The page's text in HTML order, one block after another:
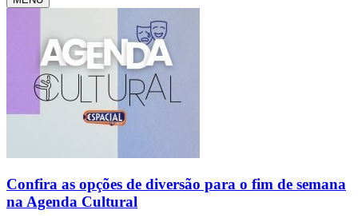
Confira as opções de diversão para o fim de semana
na Agenda Cultural